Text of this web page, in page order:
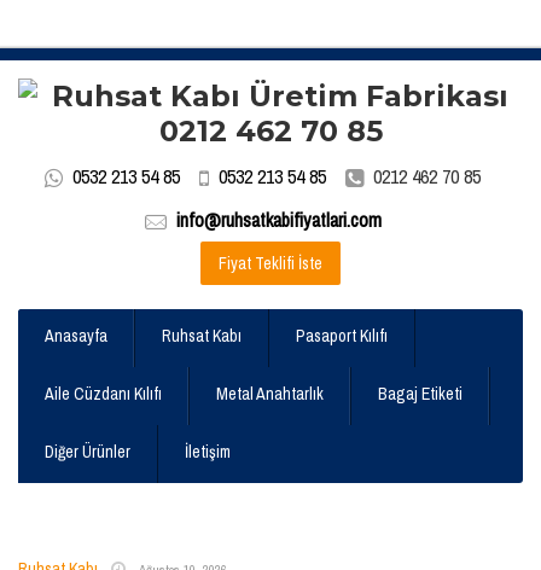
0532 213 54 85 0532 213 54 85
0212 462 70 85
info@ruhsatkabifiyatlari.com
Fiyat Teklifi İste
Anasayfa Ruhsat Kabı Pasaport Kılıfı
Aile Cüzdanı Kılıfı Metal Anahtarlık Bagaj Etiketi
Diğer Ürünler İletişim